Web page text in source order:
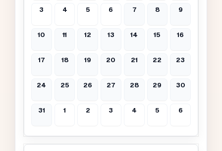
3 4 5 6 7 8 9
10 11 12 13 14 15 16
17 18 19 20 21 22 23
24 25 26 27 28 29 30
31 1 2 3 4 5 6